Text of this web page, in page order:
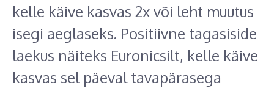
kelle käive kasvas 2x või leht muutus
isegi aeglaseks. Positiivne tagasiside
laekus näiteks Euronicsilt, kelle käive
kasvas sel päeval tavapärasega